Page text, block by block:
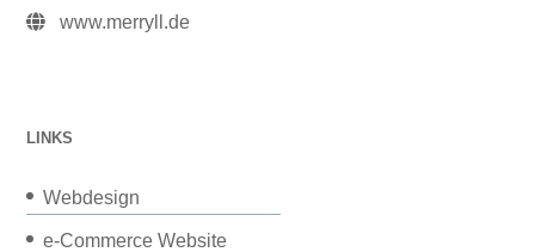
www.merryll.de
LINKS
Webdesign
e-Commerce Website